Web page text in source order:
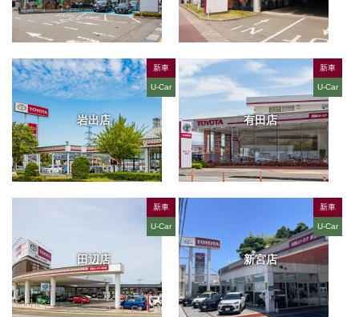
岩出店
新車
U-Car
有田店
新車
U-Car
田辺店
新車
U-Car
新宮店
新車
U-Car